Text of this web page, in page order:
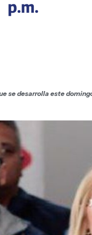
p.m.
se desarrolla este